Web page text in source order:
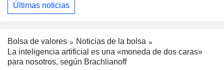
Últimas noticias
Bolsa de valores
Noticias de la bolsa
La inteligencia artificial es una «moneda de dos caras»
para nosotros, según Brachlianoff